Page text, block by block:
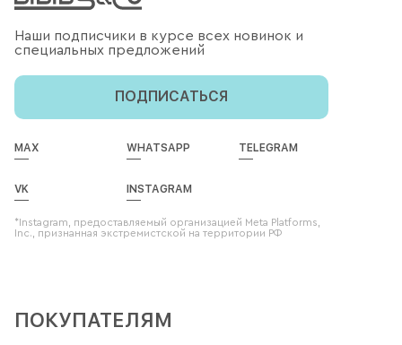
Наши подписчики в курсе всех новинок и
специальных предложений
ПОДПИСАТЬСЯ
MAX WHATSAPP TELEGRAM
VK INSTAGRAM
*Instagram, предоставляемый организацией Meta Platforms,
Inc., признанная экстремистской на территории РФ
ПОКУПАТЕЛЯМ